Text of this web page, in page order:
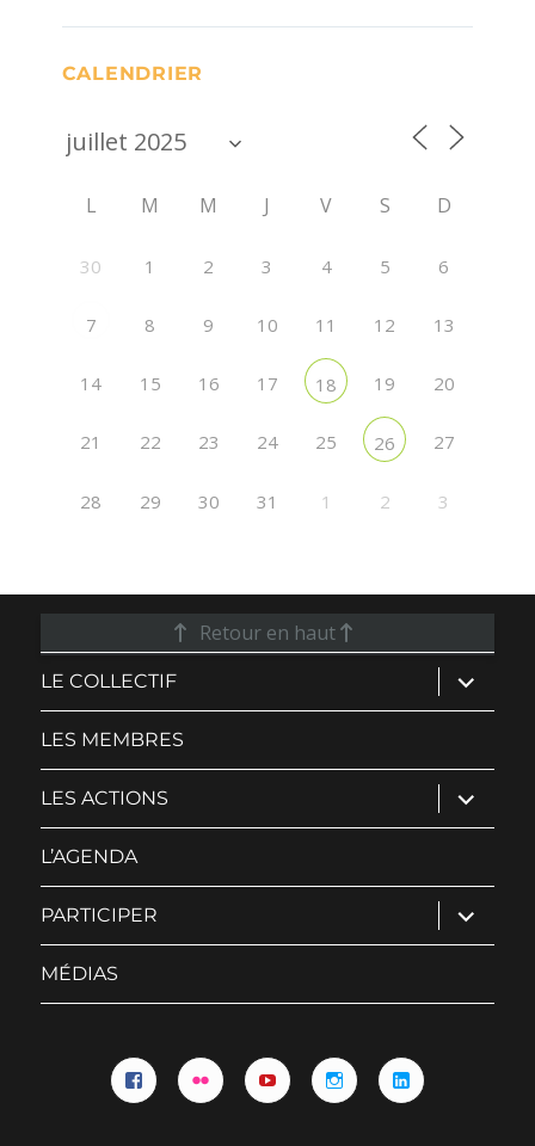
CALENDRIER
L M M J V S D
30 1 2 3 4 5 6
7 8 9 10 11 12 13
14 15 16 17 18 19 20
21 22 23 24 25 26 27
28 29 30 31 1 2 3
Retour en haut
LE COLLECTIF ouvrir
le
sous-
LES MEMBRES
LES ACTIONS ouvrir
le
sous-
L’AGENDA
PARTICIPER ouvrir
le
sous-
MÉDIAS